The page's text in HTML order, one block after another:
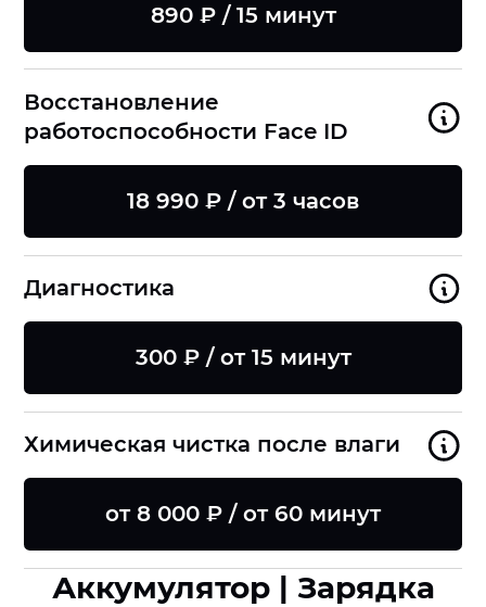
890 ₽ / 15 минут
Восстановление
работоспособности Face ID
18 990 ₽ / от 3 часов
Диагностика
300 ₽ / от 15 минут
Химическая чистка после влаги
от 8 000 ₽ / от 60 минут
Аккумулятор | Зарядка